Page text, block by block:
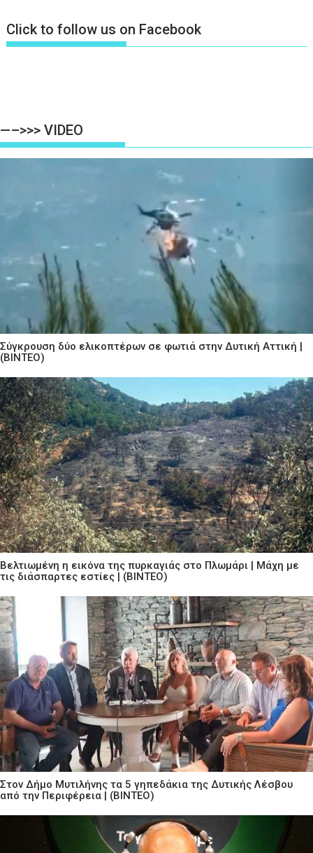
Click to follow us on Facebook
—–>>> VIDEO
Σύγκρουση δύο ελικοπτέρων σε φωτιά στην Δυτική Αττική |
(ΒΙΝΤΕΟ)
Βελτιωμένη η εικόνα της πυρκαγιάς στο Πλωμάρι | Μάχη με
τις διάσπαρτες εστίες | (ΒΙΝΤΕΟ)
Στον Δήμο Μυτιλήνης τα 5 γηπεδάκια της Δυτικής Λέσβου
από την Περιφέρεια | (ΒΙΝΤΕΟ)